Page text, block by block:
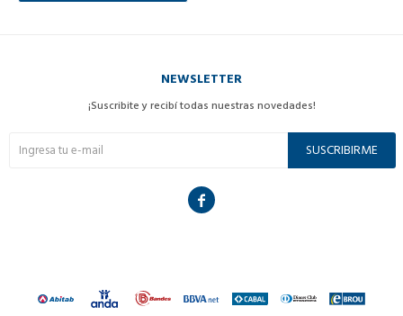
NEWSLETTER
¡Suscribite y recibí todas nuestras novedades!
SUSCRIBIRME
